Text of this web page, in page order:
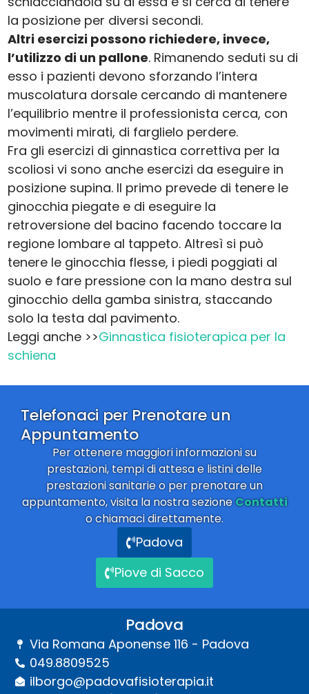
la posizione per diversi secondi.
Altri esercizi possono richiedere, invece,
l’utilizzo di un pallone. Rimanendo seduti su di
esso i pazienti devono sforzando l’intera
muscolatura dorsale cercando di mantenere
l’equilibrio mentre il professionista cerca, con
movimenti mirati, di farglielo perdere.
Fra gli esercizi di ginnastica correttiva per la
scoliosi vi sono anche esercizi da eseguire in
posizione supina. Il primo prevede di tenere le
ginocchia piegate e di eseguire la
retroversione del bacino facendo toccare la
regione lombare al tappeto. Altresì si può
tenere le ginocchia flesse, i piedi poggiati al
suolo e fare pressione con la mano destra sul
ginocchio della gamba sinistra, staccando
solo la testa dal pavimento.
Leggi anche >>Ginnastica fisioterapica per la
schiena
Telefonaci per Prenotare un
Appuntamento
Per ottenere maggiori informazioni su
prestazioni, tempi di attesa e listini delle
prestazioni sanitarie o per prenotare un
appuntamento, visita la nostra sezioneContatti
o chiamaci direttamente.
Padova
Piove di Sacco
Padova
Via Romana Aponense 116 - Padova
049.8809525
ilborgo@padovafisioterapia.it